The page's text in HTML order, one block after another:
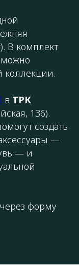
В комплект
коллекции.
в ТРК
136).
создать
—
— и
форму